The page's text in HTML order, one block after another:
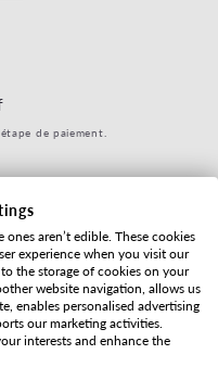
de paiement.
Réception par email
Directement
aren’t edible. These cookies
experience when you visit our
the storage of cookies on your
website navigation, allows us
enables personalised advertising
our marketing activities.
interests and enhance the